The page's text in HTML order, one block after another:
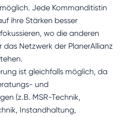
Jede Kommanditistin
ihre Stärken besser
wo die anderen
das Netzwerk der PlanerAllianz
ist gleichfalls möglich, da
und
(z.B. MSR-Technik,
Instandhaltung,